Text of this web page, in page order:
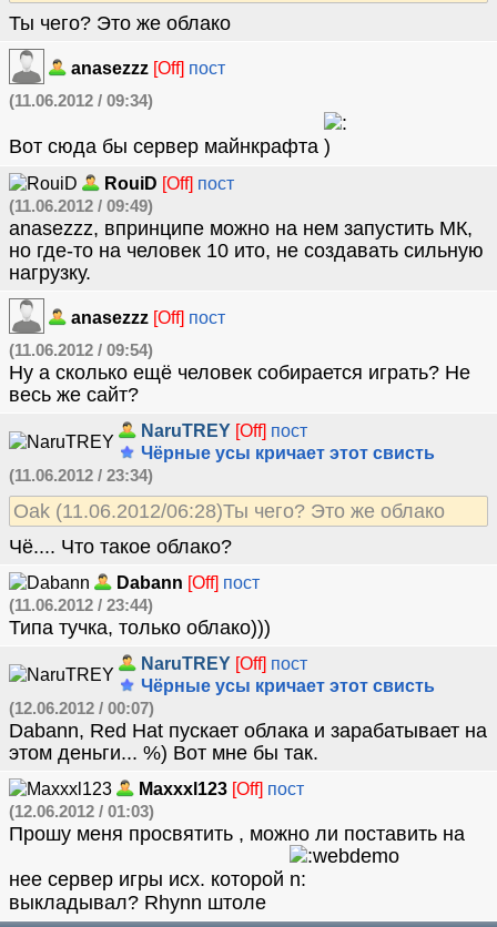
Ты чего? Это же облако
anasezzz [Off] пост
(11.06.2012 / 09:34)
Вот сюда бы сервер майнкрафта
RouiD [Off] пост
(11.06.2012 / 09:49)
anasezzz, впринципе можно на нем запустить МК,
но где-то на человек 10 ито, не создавать сильную
нагрузку.
anasezzz [Off] пост
(11.06.2012 / 09:54)
Ну а сколько ещё человек собирается играть? Не
весь же сайт?
NaruTREY [Off] пост
Чёрные усы кричает этот свисть
(11.06.2012 / 23:34)
Oak (11.06.2012/06:28)Ты чего? Это же облако
Чё.... Что такое облако?
Dabann [Off] пост
(11.06.2012 / 23:44)
Типа тучка, только облако)))
NaruTREY [Off] пост
Чёрные усы кричает этот свисть
(12.06.2012 / 00:07)
Dabann, Red Hat пускает облака и зарабатывает на
этом деньги... %) Вот мне бы так.
Maxxxl123 [Off] пост
(12.06.2012 / 01:03)
Прошу меня просвятить , можно ли поставить на
нее сервер игры исх. которой
выкладывал? Rhynn штоле